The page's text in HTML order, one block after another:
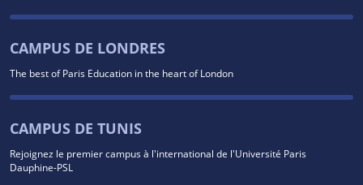
CAMPUS DE LONDRES
The best of Paris Education in the heart of London
CAMPUS DE TUNIS
Rejoignez le premier campus à l'international de l'Université Paris
Dauphine-PSL